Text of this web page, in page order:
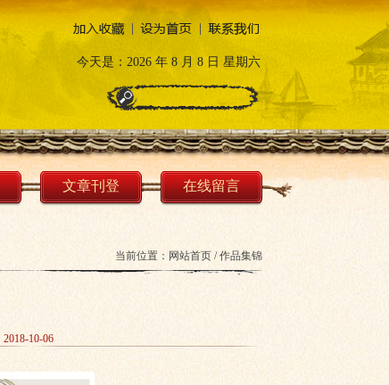
今天是： 2026 年 8 月 8 日 星期六
文章刊登 在线留言
当前位置： 网站首页 /作品集锦
2018-10-06